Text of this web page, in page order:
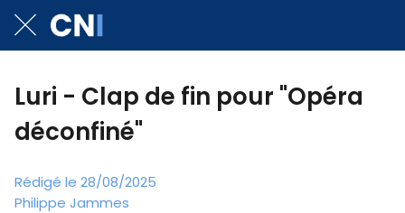
Luri - Clap de fin pour "Opéra
déconfiné"
Rédigé le 28/08/2025
Philippe Jammes